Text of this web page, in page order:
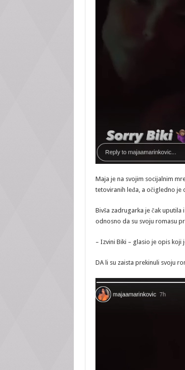
Maja je na svojim socijalnim
tetoviranih leđa, a očigledno je
Bivša zadrugarka je čak uputila
odnosno da su svoju romasu
– Izvini Biki – glasio je opis koji
DA li su zaista prekinuli svoju